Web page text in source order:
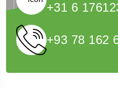
+31 6
+93 78 162